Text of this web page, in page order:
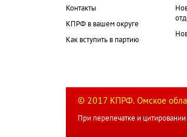
Контакты
КПРФ в вашем округе
Как вступить в партию
© 2017 КПРФ. Омское
При перепечатке и